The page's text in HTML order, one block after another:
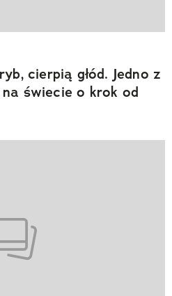
cierpią głód. Jedno z
świecie o krok od